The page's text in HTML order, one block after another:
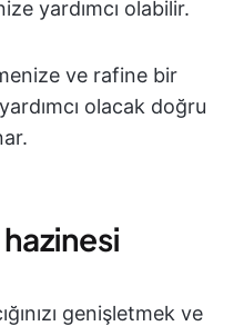
yardımcı olabilir.
ve rafine bir
olacak doğru
genişletmek ve